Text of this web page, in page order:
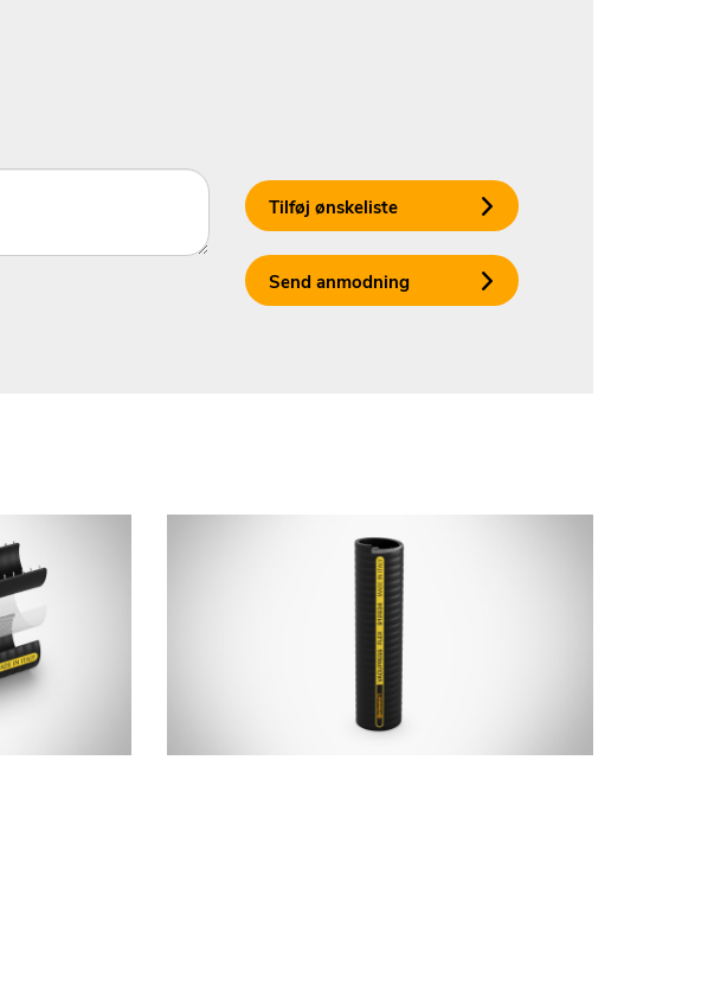
Tilføj ønskeliste
Send anmodning